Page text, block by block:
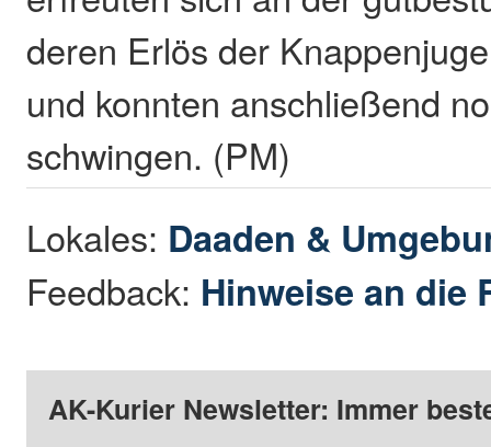
deren Erlös der
und konnten anschließend
schwingen. (PM)
Lokales: Daaden &
Feedback: Hinweise an die
AK-Kurier Newsletter: Immer